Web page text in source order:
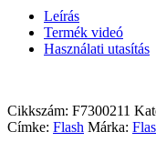
Leírás
Termék videó
Használati utasítás
Cikkszám: F7300211
Címke: Flash Márka: